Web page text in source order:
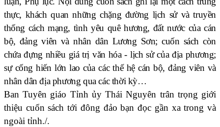
thực, khách quan những chặng đường lịch sử và truyền
thống cách mạng, tình yêu quê hương, đất nước của cán
bộ, đảng viên và nhân dân Lương Sơn; cuốn sách còn
chứa đựng nhiều giá trị văn hóa - lịch sử của địa phương;
sự cống hiến lớn lao của các thế hệ cán bộ, đảng viên và
nhân dân địa phương qua các thời kỳ…
Ban Tuyên giáo Tỉnh ủy Thái Nguyên trân trọng giới
thiệu cuốn sách tới đông đảo bạn đọc gần xa trong và
ngoài tỉnh./.